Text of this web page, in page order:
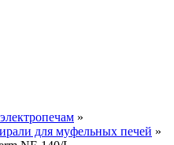
»
для муфельных печей »